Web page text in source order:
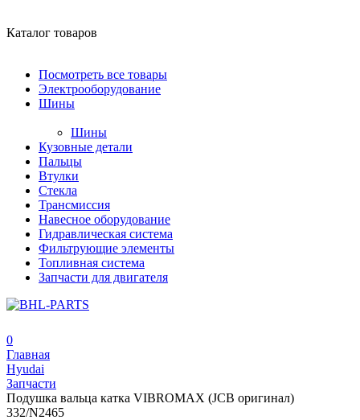
Каталог товаров
Посмотреть все товары
Электрооборудование
Шины
Шины
Кузовные детали
Пальцы
Втулки
Стекла
Трансмиссия
Навесное оборудование
Гидравлическая система
Фильтрующие элементы
Топливная система
Запчасти для двигателя
0
Главная
Hyudai
Запчасти
Подушка вальца катка VIBROMAX (JCB оригинал)
332/N2465